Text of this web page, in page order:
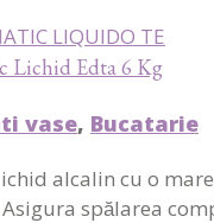
Lichid Edta 6 Kg
vase, Bucatarie
alcalin cu o
spălarea